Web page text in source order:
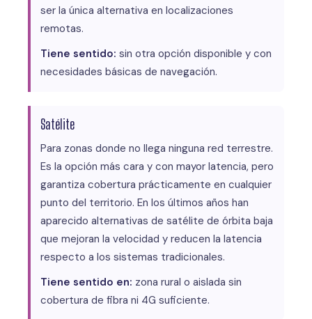
ser la única alternativa en localizaciones
remotas.
Tiene sentido: sin otra opción disponible y con
necesidades básicas de navegación.
Satélite
Para zonas donde no llega ninguna red terrestre.
Es la opción más cara y con mayor latencia, pero
garantiza cobertura prácticamente en cualquier
punto del territorio. En los últimos años han
aparecido alternativas de satélite de órbita baja
que mejoran la velocidad y reducen la latencia
respecto a los sistemas tradicionales.
Tiene sentido en: zona rural o aislada sin
cobertura de fibra ni 4G suficiente.